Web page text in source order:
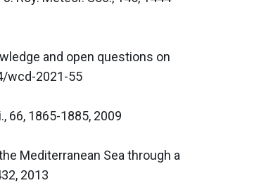
and open questions on
wcd-2021-55
66, 1865-1885, 2009
Mediterranean Sea through a
2013